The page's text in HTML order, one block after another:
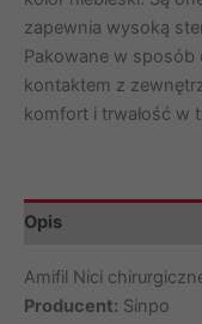
19
mm
nić
45
koła
odwrotnie
opak.
10
zapewnia wysoką
Pakowane w sposób
kontaktem z
komfort i trwałość w
Opis
Amifil Nici
Producent: Sinpo